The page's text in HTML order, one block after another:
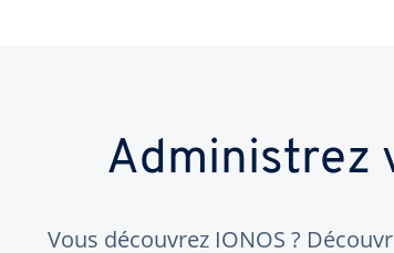
Administrez
Vous découvrez IONOS ?